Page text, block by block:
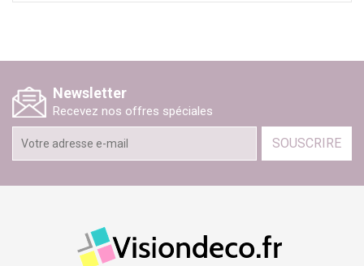
Newsletter
Recevez nos offres spéciales
SOUSCRIRE